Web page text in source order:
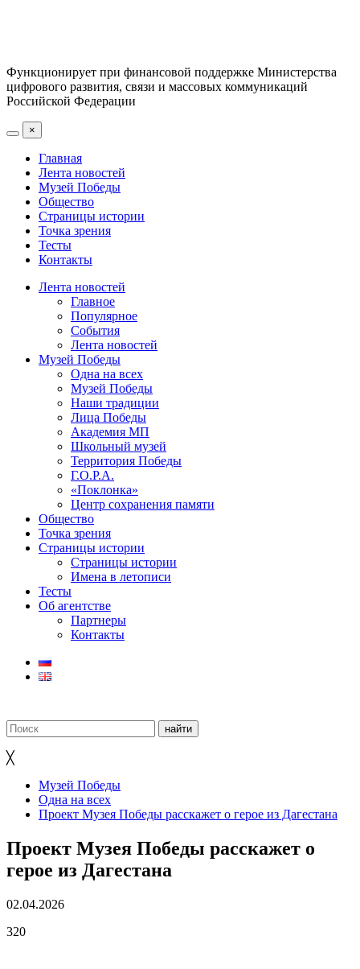
Функционирует при финансовой поддержке Министерства
цифрового развития, связи и массовых коммуникаций
Российской Федерации
×
Главная
Лента новостей
Музей Победы
Общество
Страницы истории
Точка зрения
Тесты
Контакты
Лента новостей
Главное
Популярное
События
Лента новостей
Музей Победы
Одна на всех
Музей Победы
Наши традиции
Лица Победы
Академия МП
Школьный музей
Территория Победы
Г.О.Р.А.
«Поклонка»
Центр сохранения памяти
Общество
Точка зрения
Страницы истории
Страницы истории
Имена в летописи
Тесты
Об агентстве
Партнеры
Контакты
╳
Музей Победы
Одна на всех
Проект Музея Победы расскажет о герое из Дагестана
Проект Музея Победы расскажет о
герое из Дагестана
02.04.2026
320